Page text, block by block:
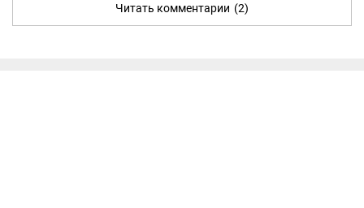
Читать комментарии (2)